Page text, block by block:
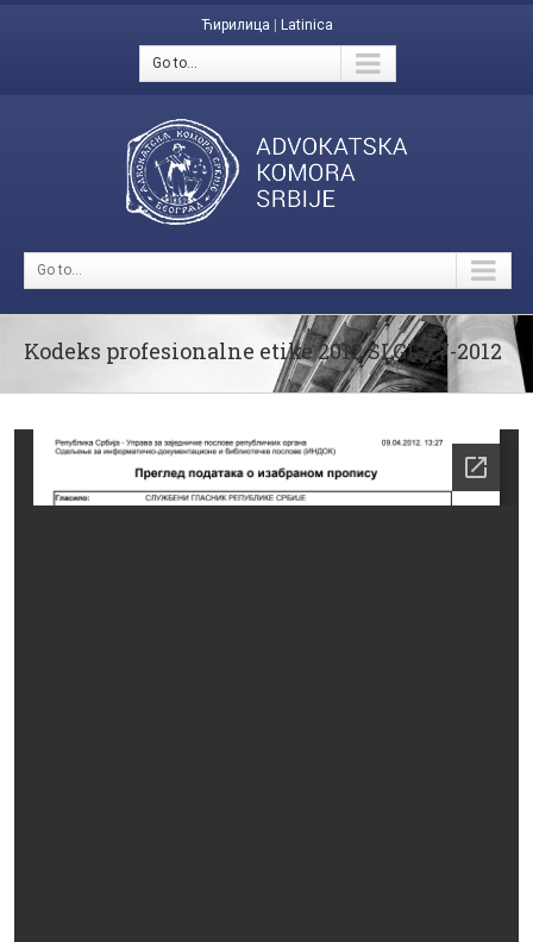
Ћирилица Latinica
Go to...
Go to...
Kodeks profesionalne etike 2012 SLGL 27-2012